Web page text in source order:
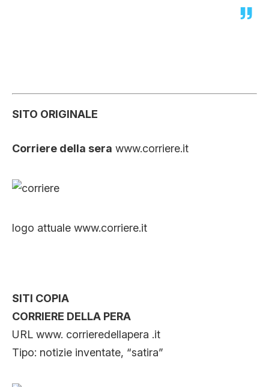
SITO ORIGINALE
Corriere della sera www.corriere.it
logo attuale www.corriere.it
SITI COPIA
CORRIERE DELLA PERA
URL www. corrieredellapera .it
Tipo: notizie inventate, “satira”